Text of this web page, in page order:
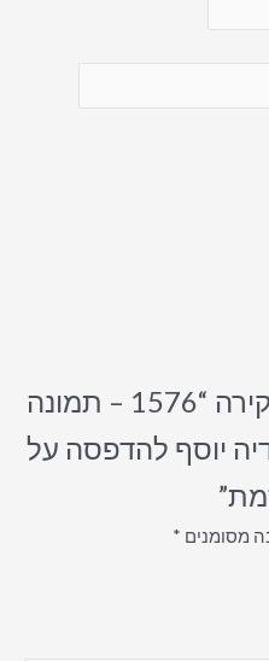
היה הראשון לכתוב סקירה “1576 – תמונה
יוסף להדפסה על
מסומנים *